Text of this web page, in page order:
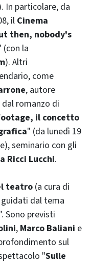
In particolare, da
il Cinema
then, nobody's
(con la
). Altri
come
, autore
romanzo di
il concetto
" (da lunedì 19
seminario con gli
Ricci Lucchi.
teatro(a cura di
dal tema
". Sono previsti
, Marco Baliani e
sul
"Sulle